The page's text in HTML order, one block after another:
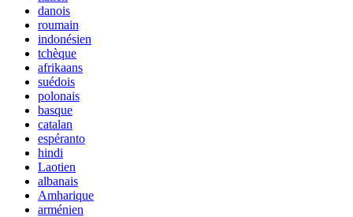
danois
roumain
indonésien
tchèque
afrikaans
suédois
polonais
basque
catalan
espéranto
hindi
Laotien
albanais
Amharique
arménien